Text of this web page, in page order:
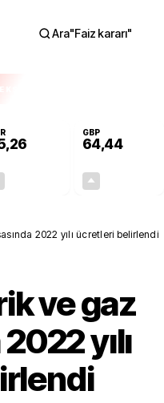
Ara"Faiz kararı"
GBP
64,44
2022 yılı ücretleri belirlendi
ve gaz
yılı